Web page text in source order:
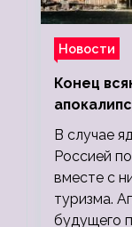
Новости
Конец
людей
В случае
Россией
вместе с
туризма.
будущего